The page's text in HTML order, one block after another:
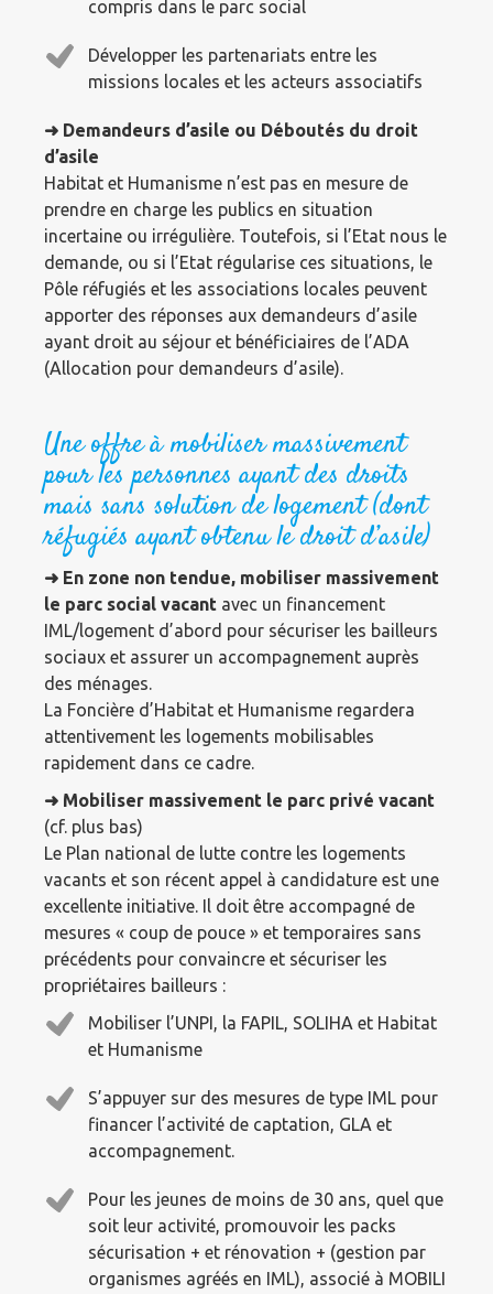
compris dans le parc social
Développer les partenariats entre les
missions locales et les acteurs associatifs
➜ Demandeurs d’asile ou Déboutés du droit
d’asile
Habitat et Humanisme n’est pas en mesure de
prendre en charge les publics en situation
incertaine ou irrégulière. Toutefois, si l’Etat nous le
demande, ou si l’Etat régularise ces situations, le
Pôle réfugiés et les associations locales peuvent
apporter des réponses aux demandeurs d’asile
ayant droit au séjour et bénéficiaires de l’ADA
(Allocation pour demandeurs d’asile).
Une offre à mobiliser massivement
pour les personnes ayant des droits
mais sans solution de logement (dont
réfugiés ayant obtenu le droit d’asile)
➜ En zone non tendue, mobiliser massivement
le parc social vacant avec un financement
IML/logement d’abord pour sécuriser les bailleurs
sociaux et assurer un accompagnement auprès
des ménages.
La Foncière d’Habitat et Humanisme regardera
attentivement les logements mobilisables
rapidement dans ce cadre.
➜ Mobiliser massivement le parc privé vacant
(cf. plus bas)
Le Plan national de lutte contre les logements
vacants et son récent appel à candidature est une
excellente initiative. Il doit être accompagné de
mesures « coup de pouce » et temporaires sans
précédents pour convaincre et sécuriser les
propriétaires bailleurs :
Mobiliser l’UNPI, la FAPIL, SOLIHA et Habitat
et Humanisme
S’appuyer sur des mesures de type IML pour
financer l’activité de captation, GLA et
accompagnement.
Pour les jeunes de moins de 30 ans, quel que
soit leur activité, promouvoir les packs
sécurisation + et rénovation + (gestion par
organismes agréés en IML), associé à MOBILI